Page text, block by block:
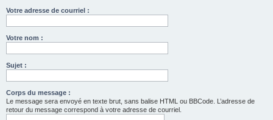
Votre adresse de courriel :
Votre nom :
Sujet :
Corps du message :
Le message sera envoyé en texte brut, sans balise HTML ou BBCode. L’adresse de
retour du message correspond à votre adresse de courriel.